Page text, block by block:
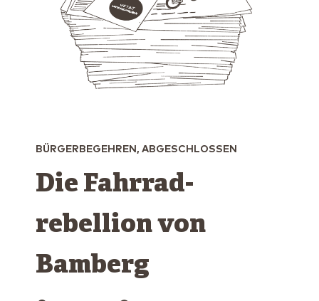
BÜRGERBEGEHREN, ABGESCHLOSSEN
Die Fahrrad­
rebellion von
Bamberg